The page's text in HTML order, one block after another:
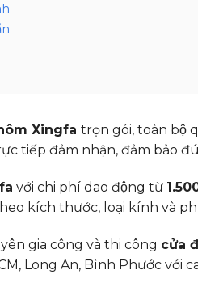
Xingfa trọn gói, toàn bộ
tiếp đảm nhận, đảm bảo
với chi phí dao động từ
kích thước, loại kính và
gia công và thi công cửa
Long An, Bình Phước với